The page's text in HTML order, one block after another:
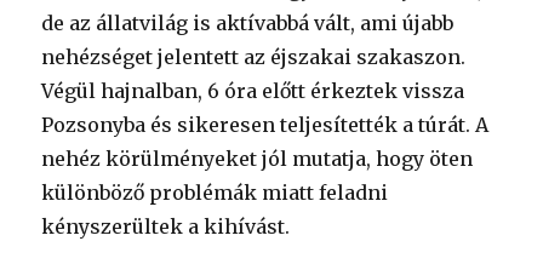
de az állatvilág is aktívabbá vált, ami újabb
nehézséget jelentett az éjszakai szakaszon.
Végül hajnalban, 6 óra előtt érkeztek vissza
Pozsonyba és sikeresen teljesítették a túrát. A
nehéz körülményeket jól mutatja, hogy öten
különböző problémák miatt feladni
kényszerültek a kihívást.